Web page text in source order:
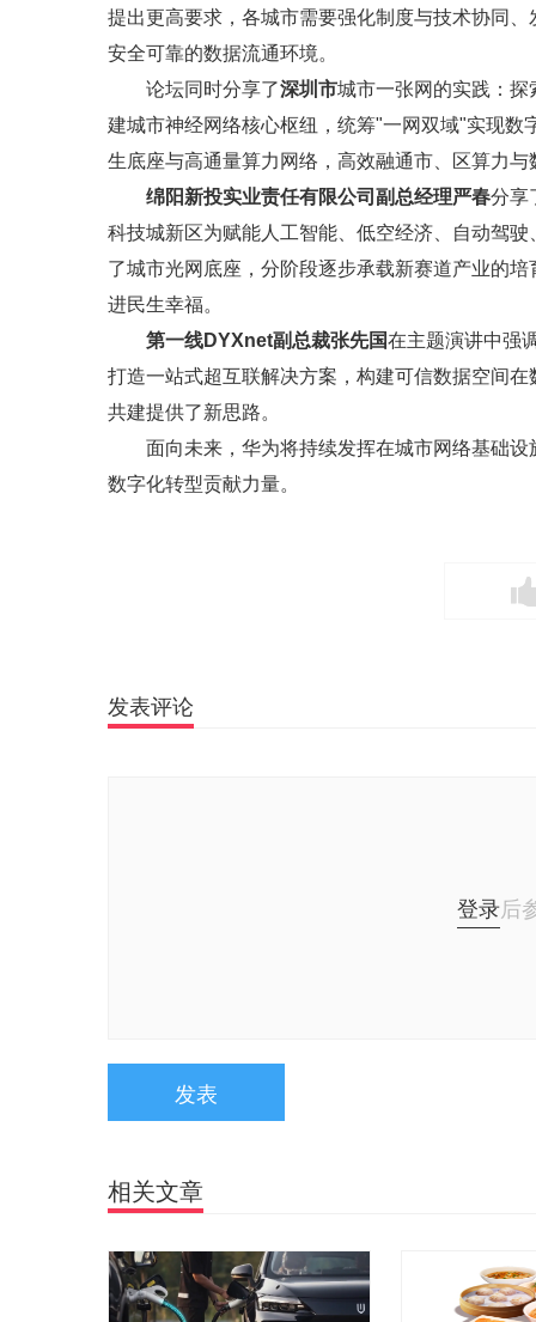
提出更高要求，各城市需要强化制度与技术协同
安全可靠的数据流通环境。
论坛同时分享了深圳市城市一张网的实践：
建城市神经网络核心枢纽，统筹"一网双域"实现
生底座与高通量算力网络，高效融通市、区算力
绵阳新投实业责任有限公司副总经理严春分享
科技城新区为赋能人工智能、低空经济、自动驾
了城市光网底座，分阶段逐步承载新赛道产业的
进民生幸福。
第一线DYXnet副总裁张先国在主题演讲中强
打造一站式超互联解决方案，构建可信数据空间
共建提供了新思路。
面向未来，华为将持续发挥在城市网络基础
数字化转型贡献力量。
发表评论
登录后
发表
相关文章